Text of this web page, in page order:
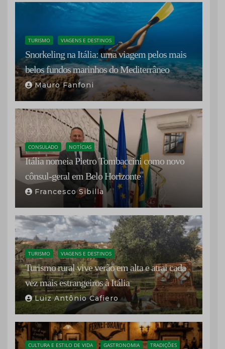
TURISMO VIAGENS E DESTINOS
Snorkeling na Itália: uma viagem pelos mais
belos fundos marinhos do Mediterrâneo
Mauro Fanfoni
CONSULADO NOTÍCIAS
Itália nomeia Pietro Tombaccini como novo
cônsul-geral em Belo Horizonte
Francesco Sibilla
TURISMO VIAGENS E DESTINOS
Turismo rural vive verão em alta e atrai cada
vez mais estrangeiros à Itália
Luiz Antônio Cafiero
CULTURA E ESTILO DE VIDA GASTRONOMIA TRADIÇÕES